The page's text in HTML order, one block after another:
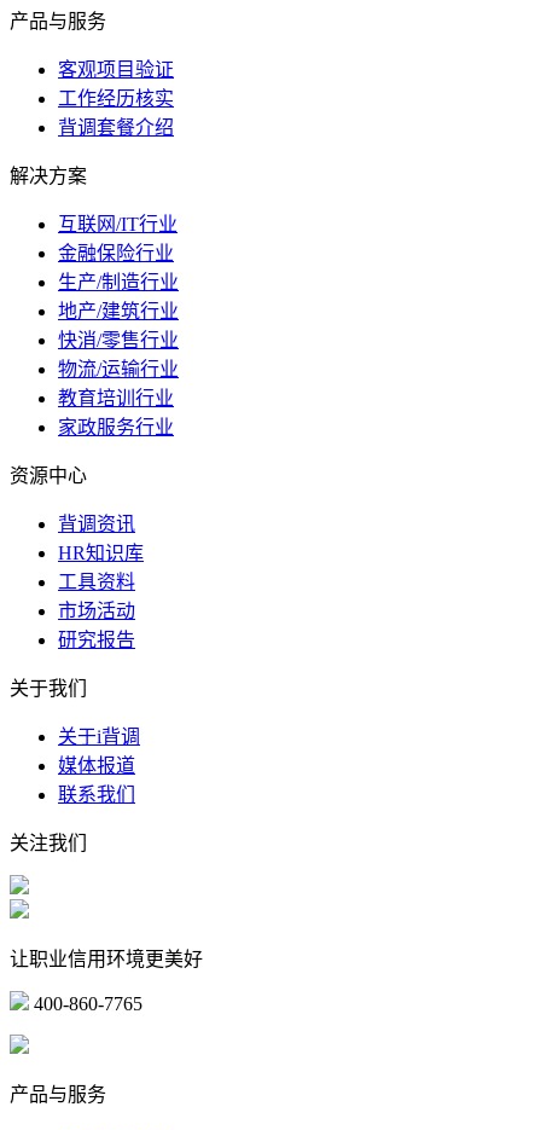
产品与服务
客观项目验证
工作经历核实
背调套餐介绍
解决方案
互联网/IT行业
金融保险行业
生产/制造行业
地产/建筑行业
快消/零售行业
物流/运输行业
教育培训行业
家政服务行业
资源中心
背调资讯
HR知识库
工具资料
市场活动
研究报告
关于我们
关于i背调
媒体报道
联系我们
关注我们
让职业信用环境更美好
400-860-7765
产品与服务